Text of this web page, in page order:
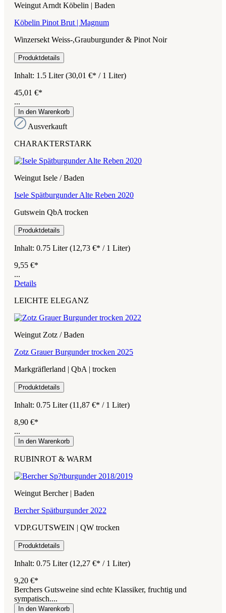
Weingut Arndt Köbelin | Baden
Köbelin Pinot Brut | Magnum
Winzersekt Weiss-,Grauburgunder & Pinot Noir
Produktdetails
Inhalt: 1.5 Liter(30,01 €* / 1 Liter)
45,01 €*
...
In den Warenkorb
Ausverkauft
CHARAKTERSTARK
Weingut Isele / Baden
Isele Spätburgunder Alte Reben 2020
Gutswein QbA trocken
Produktdetails
Inhalt: 0.75 Liter(12,73 €* / 1 Liter)
9,55 €*
...
Details
LEICHTE ELEGANZ
Weingut Zotz / Baden
Zotz Grauer Burgunder trocken 2025
Markgräflerland | QbA | trocken
Produktdetails
Inhalt: 0.75 Liter(11,87 €* / 1 Liter)
8,90 €*
...
In den Warenkorb
RUBINROT & WARM
Weingut Bercher | Baden
Bercher Spätburgunder 2022
VDP.GUTSWEIN | QW trocken
Produktdetails
Inhalt: 0.75 Liter(12,27 €* / 1 Liter)
9,20 €*
Berchers Gutsweine sind echte Klassiker, fruchtig und
sympatisch....
In den Warenkorb